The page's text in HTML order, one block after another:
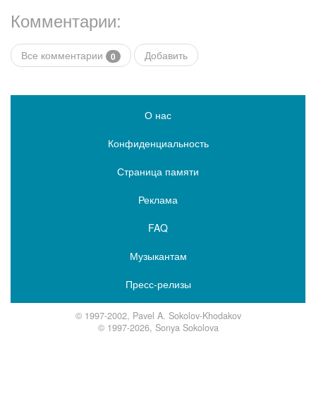
Комментарии:
Все комментарии 0 Добавить
О нас
Конфиденциальность
Страница памяти
Реклама
FAQ
Музыкантам
Пресс-релизы
© 1997-2002, Pavel A. Sokolov-Khodakov
© 1997-2026, Sonya Sokolova